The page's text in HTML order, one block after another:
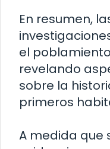
En resumen,
el
revelando
sobre la
primeros
A medida que